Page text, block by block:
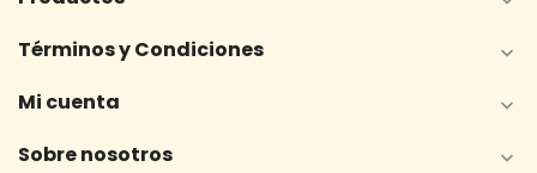
Términos y Condiciones 
Mi cuenta 
Sobre nosotros 